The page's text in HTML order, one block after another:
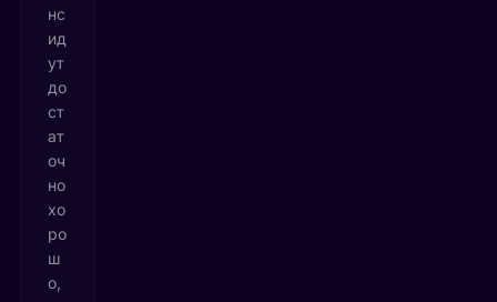
нс
ид
ут
до
ст
ат
оч
но
хо
ро
ш
о,